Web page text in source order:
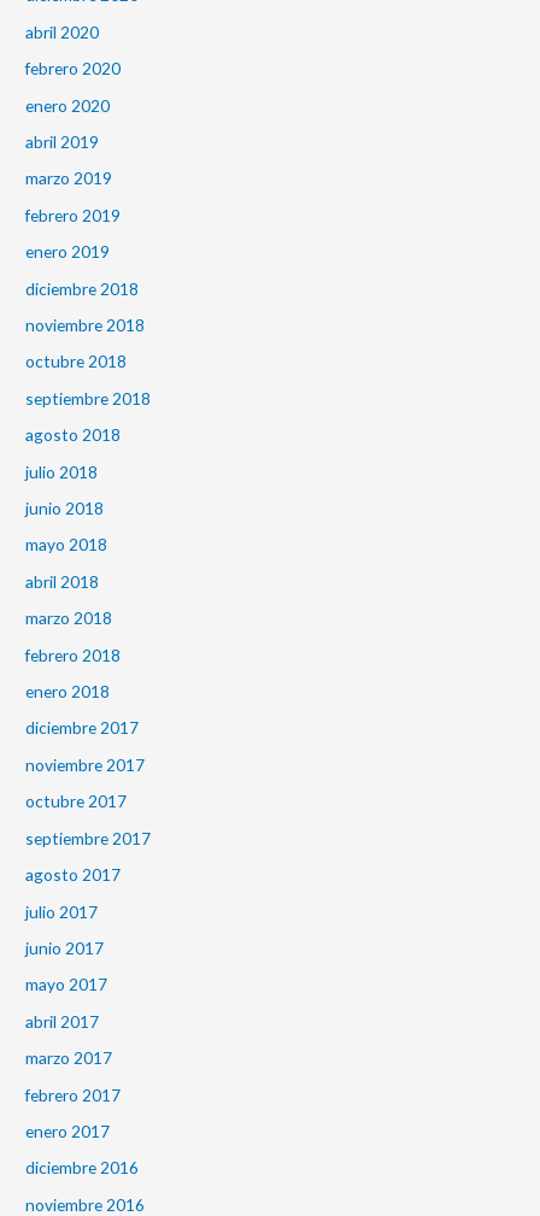
abril 2020
febrero 2020
enero 2020
abril 2019
marzo 2019
febrero 2019
enero 2019
diciembre 2018
noviembre 2018
octubre 2018
septiembre 2018
agosto 2018
julio 2018
junio 2018
mayo 2018
abril 2018
marzo 2018
febrero 2018
enero 2018
diciembre 2017
noviembre 2017
octubre 2017
septiembre 2017
agosto 2017
julio 2017
junio 2017
mayo 2017
abril 2017
marzo 2017
febrero 2017
enero 2017
diciembre 2016
noviembre 2016